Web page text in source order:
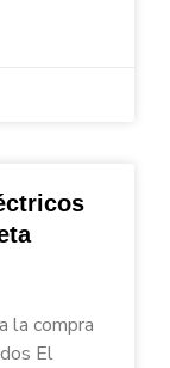
la compra
El